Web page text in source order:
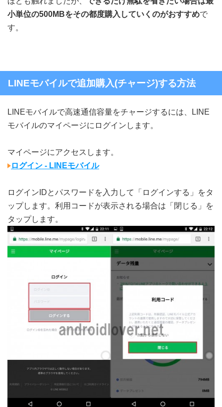
小単位の500MBをその都度購入していくのがおすすめで
す。
LINEモバイルで追加購入(チャージ)する方法
LINEモバイルで高速通信容量をチャージするには、LINE
モバイルのマイページにログインします。
マイページにアクセスします。
ログイン - LINEモバイル
ログインIDとパスワードを入力して「ログインする」をタ
ップします。利用コードが表示される場合は「閉じる」を
タップします。